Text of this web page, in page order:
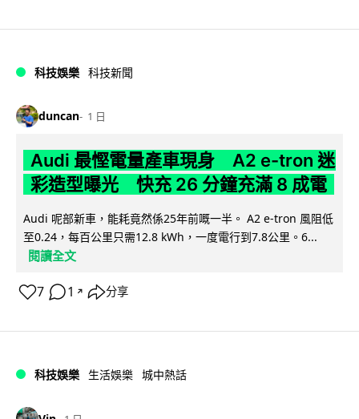
科技娛樂 科技新聞
duncan 1 日
Audi 最慳電量產車現身 A2 e-tron 迷
彩造型曝光 快充 26 分鐘充滿 8 成電
Audi 呢部新車，能耗竟然係25年前嘅一半。 A2 e-tron 風阻低
至0.24，每百公里只需12.8 kWh，一度電行到7.8公里。6...
閱讀全文
7 1 ↗ 分享
科技娛樂 生活娛樂 城中熱話